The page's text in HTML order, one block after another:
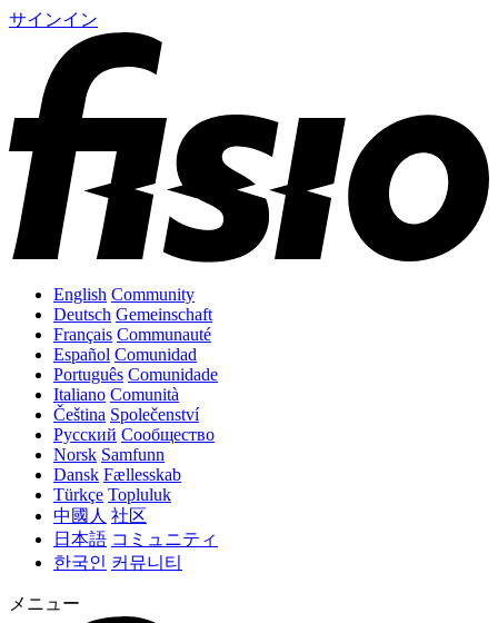
サインイン
English Community
Deutsch Gemeinschaft
Français Communauté
Español Comunidad
Português Comunidade
Italiano Comunità
Čeština Společenství
Русский Сообщество
Norsk Samfunn
Dansk Fællesskab
Türkçe Topluluk
中國人 社区
日本語 コミュニティ
한국인 커뮤니티
メニュー